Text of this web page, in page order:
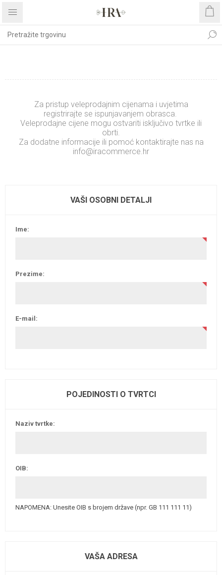
Za pristup veleprodajnim cijenama i uvjetima
registrirajte se ispunjavanjem obrasca.
Veleprodajne cijene mogu ostvariti isključivo tvrtke ili
obrti.
Za dodatne informacije ili pomoć kontaktirajte nas na
info@iracommerce.hr
VAŠI OSOBNI DETALJI
Ime:
Prezime:
E-mail:
POJEDINOSTI O TVRTCI
Naziv tvrtke:
OIB:
NAPOMENA: Unesite OIB s brojem države (npr. GB 111 111 11)
VAŠA ADRESA